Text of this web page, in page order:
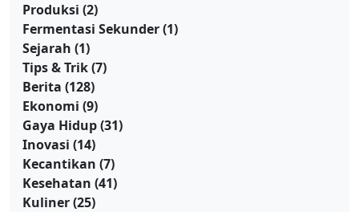
Produksi (2)
Fermentasi Sekunder(1)
Sejarah (1)
Tips & Trik(7)
Berita (128)
Ekonomi (9)
Gaya Hidup(31)
Inovasi (14)
Kecantikan (7)
Kesehatan (41)
Kuliner(25)